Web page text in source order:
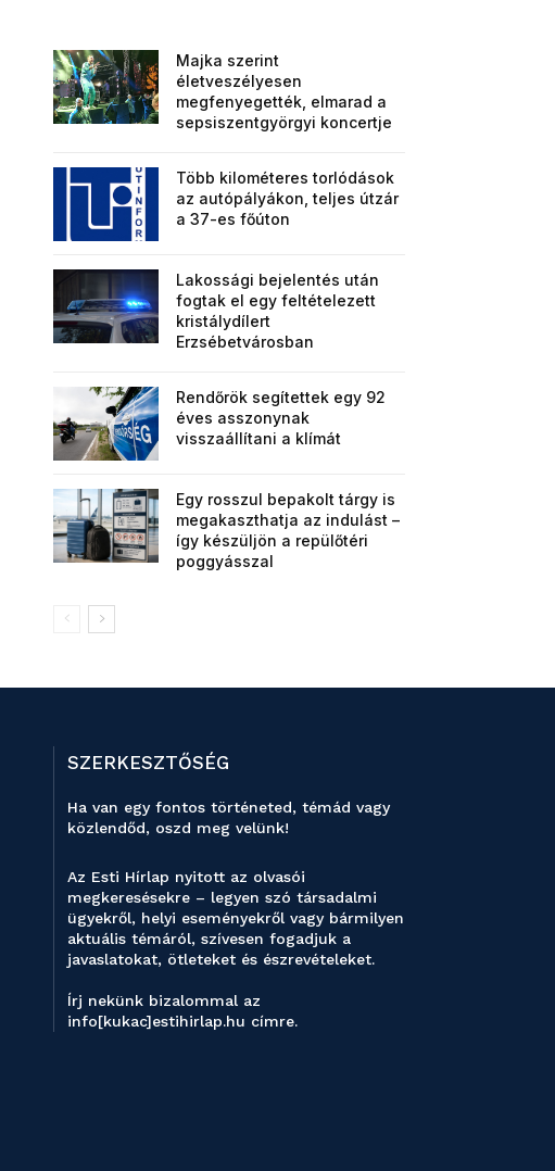
Majka szerint
életveszélyesen
megfenyegették, elmarad a
sepsiszentgyörgyi koncertje
Több kilométeres torlódások
az autópályákon, teljes útzár
a 37-es főúton
Lakossági bejelentés után
fogtak el egy feltételezett
kristálydílert
Erzsébetvárosban
Rendőrök segítettek egy 92
éves asszonynak
visszaállítani a klímát
Egy rosszul bepakolt tárgy is
megakaszthatja az indulást –
így készüljön a repülőtéri
poggyásszal
SZERKESZTŐSÉG
Ha van egy fontos történeted, témád vagy
közlendőd, oszd meg velünk!
Az Esti Hírlap nyitott az olvasói
megkeresésekre – legyen szó társadalmi
ügyekről, helyi eseményekről vagy bármilyen
aktuális témáról, szívesen fogadjuk a
javaslatokat, ötleteket és észrevételeket.
Írj nekünk bizalommal az
info[kukac]estihirlap.hu címre.